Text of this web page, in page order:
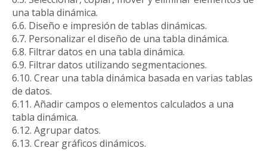
una tabla dinámica.
6.6. Diseño e impresión de tablas dinámicas.
6.7. Personalizar el diseño de una tabla dinámica.
6.8. Filtrar datos en una tabla dinámica.
6.9. Filtrar datos utilizando segmentaciones.
6.10. Crear una tabla dinámica basada en varias tablas
de datos.
6.11. Añadir campos o elementos calculados a una
tabla dinámica.
6.12. Agrupar datos.
6.13. Crear gráficos dinámicos.